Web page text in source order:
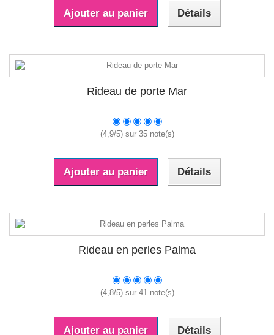
Ajouter au panier Détails
Rideau de porte Mar
(4,9/5) sur 35note(s)
Ajouter au panier Détails
Rideau en perles Palma
(4,8/5) sur 41 note(s)
Ajouter au panier Détails